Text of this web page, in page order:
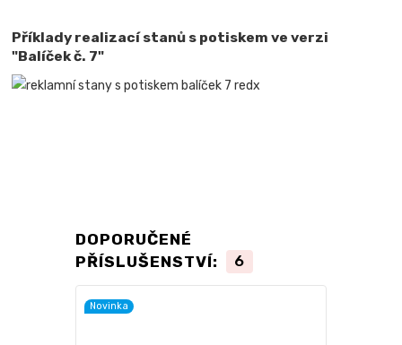
Příklady realizací stanů s potiskem ve verzi
"Balíček č. 7"
DOPORUČENÉ
PŘÍSLUŠENSTVÍ:
6
Novinka